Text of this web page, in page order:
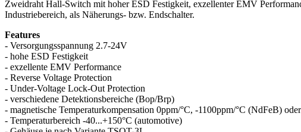
Zweidraht Hall-Switch mit hoher ESD Festigkeit, exzellenter EMV
Industriebereich, als Näherungs- bzw. Endschalter.
Features
- Versorgungsspannung 2.7-24V
- hohe ESD Festigkeit
- exzellente EMV Performance
- Reverse Voltage Protection
- Under-Voltage Lock-Out Protection
- verschiedene Detektionsbereiche (Bop/Brp)
- magnetische Temperaturkompensation 0ppm/°C, -1100ppm/°C (NdFeB)
- Temperaturbereich -40...+150°C (automotive)